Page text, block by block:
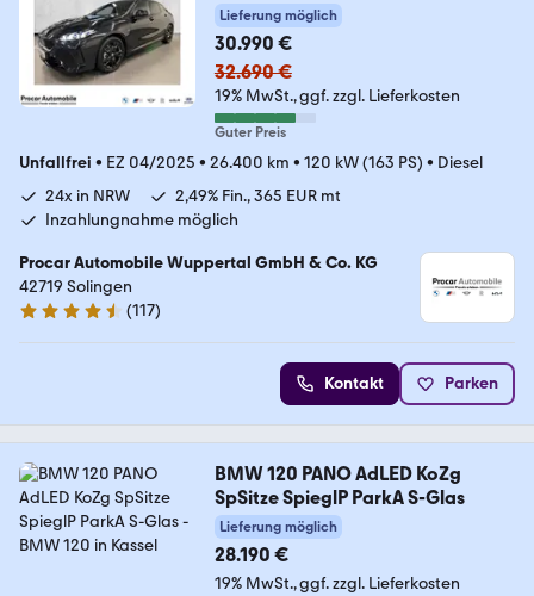
Lieferung möglich
30.990 €
32.690 €
19% MwSt. ggf. zzgl. Lieferkosten
Guter Preis
Unfallfrei • EZ 04/2025 • 26.400 km • 120 kW (163 PS) • Diesel
24x in NRW
2,49% Fin., 365 EUR mt
Inzahlungnahme möglich
Procar Automobile Wuppertal GmbH & Co. KG
42719 Solingen
4.6 Sterne
(117)
Kontakt Parken
BMW 120 PANO AdLED KoZg
SpSitze SpieglP ParkA S-Glas
Lieferung möglich
28.190 €
19% MwSt. ggf. zzgl. Lieferkosten